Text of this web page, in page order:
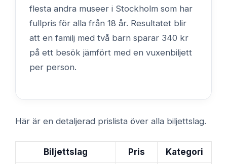
flesta andra museer i Stockholm som har
fullpris för alla från 18 år. Resultatet blir
att en familj med två barn sparar 340 kr
på ett besök jämfört med en vuxenbiljett
per person.
Här är en detaljerad prislista över alla biljettslag.
Biljettslag Pris Kategori